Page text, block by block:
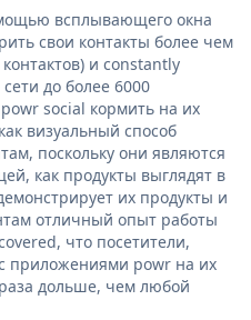
всплывающего окна
свои контакты более чем
и constantly
до более 6000
social кормить на их
визуальный способ
поскольку они являются
как продукты выглядят в
их продукты и
отличный опыт работы
что посетители,
приложениями powr на их
дольше, чем любой